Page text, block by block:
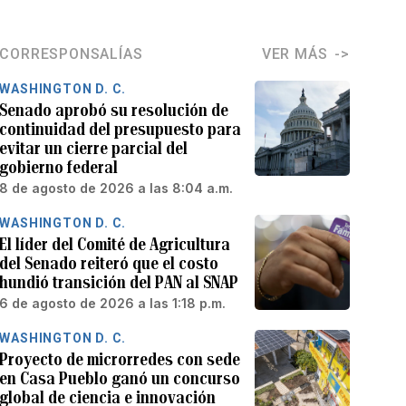
CORRESPONSALÍAS VER MÁS
WASHINGTON D. C.
Senado aprobó su resolución de
continuidad del presupuesto para
evitar un cierre parcial del
gobierno federal
8 de agosto de 2026 a las 8:04 a.m.
WASHINGTON D. C.
El líder del Comité de Agricultura
del Senado reiteró que el costo
hundió transición del PAN al SNAP
6 de agosto de 2026 a las 1:18 p.m.
WASHINGTON D. C.
Proyecto de microrredes con sede
en Casa Pueblo ganó un concurso
global de ciencia e innovación